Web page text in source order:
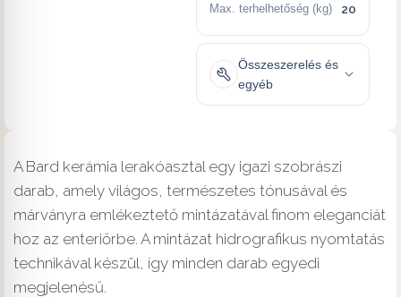
Max. terhelhetőség (kg) 20
Összeszerelés és
egyéb
A Bard kerámia lerakóasztal egy igazi szobrászi
darab, amely világos, természetes tónusával és
márványra emlékeztető mintázatával finom eleganciát
hoz az enteriőrbe. A mintázat hidrografikus nyomtatás
technikával készül, így minden darab egyedi
megjelenésű.